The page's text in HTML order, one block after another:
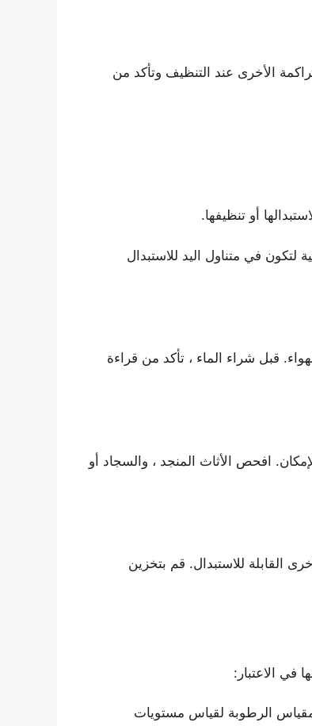
الأخرى عند التنظيف وتأكد من
أو تنظيفها.
في متناول اليد للاستبدال
قبل شراء الماء ، تأكد من قراءة
افحص الأثاث المنجد ، والسجاد أو
القابلة للاستبدال. قم بتخزين
الاعتبار:
استخدم مقياس الرطوبة لقياس مستويات